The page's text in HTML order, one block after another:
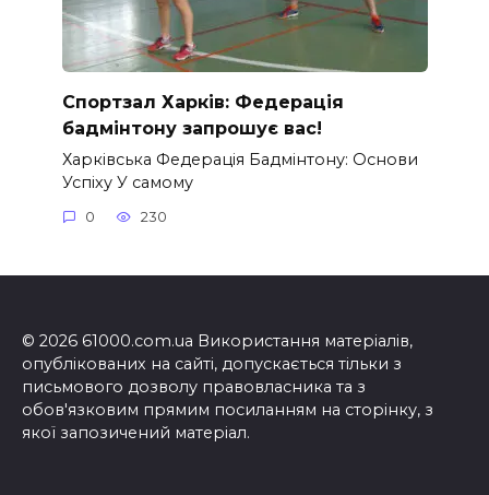
Спортзал Харків: Федерація
бадмінтону запрошує вас!
Харківська Федерація Бадмінтону: Основи
Успіху У самому
0 230
© 2026 61000.com.ua Використання матеріалів,
опублікованих на сайті, допускається тільки з
письмового дозволу правовласника та з
обов'язковим прямим посиланням на сторінку, з
якої запозичений матеріал.